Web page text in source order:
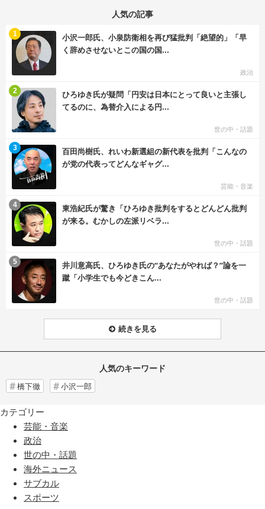
人気の記事
小沢一郎氏、小泉防衛相を再び猛批判「絶望的」「早
く辞めさせないとこの国の国...
政治
1
ひろゆき氏が疑問「円安は日本にとって良いと主張し
てるのに、為替介入による円...
世の中・話題
2
百田尚樹氏、れいわ新選組の新代表を批判「こんなの
が党の代表ってどんなギャグ...
芸能・音楽
3
東浩紀氏が驚き「ひろゆき批判をするとどんどん批判
が来る。むかしの左派リベラ...
世の中・話題
4
井川意高氏、ひろゆき氏の“あなたがやれば？”論を一
蹴「小学生でも今どきこん...
世の中・話題
5
続きを見る
人気のキーワード
橋下徹 小沢一郎
カテゴリー
芸能・音楽
政治
世の中・話題
海外ニュース
サブカル
スポーツ